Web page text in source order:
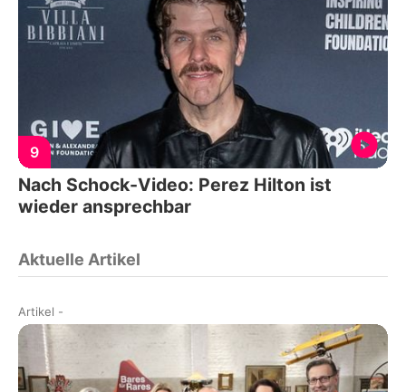
9
Nach Schock-Video: Perez Hilton ist
wieder ansprechbar
Aktuelle Artikel
Artikel -